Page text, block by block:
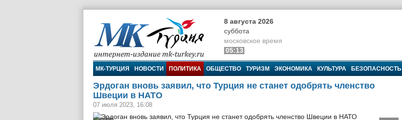
МК-Турция
8 августа 2026
суббота
московское время
05:13
МК-ТУРЦИЯ НОВОСТИ ПОЛИТИКА ОБЩЕСТВО ТУРИЗМ ЭКОНОМИКА КУЛЬТУРА БЕЗОПАСНОСТЬ
Эрдоган вновь заявил, что Турция не станет одобрять членство
Швеции в НАТО
07 июля 2023, 16:08